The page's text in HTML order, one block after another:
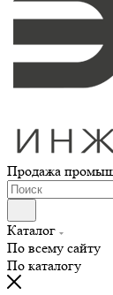
Продажа
Каталог
По всему сайту
По каталогу